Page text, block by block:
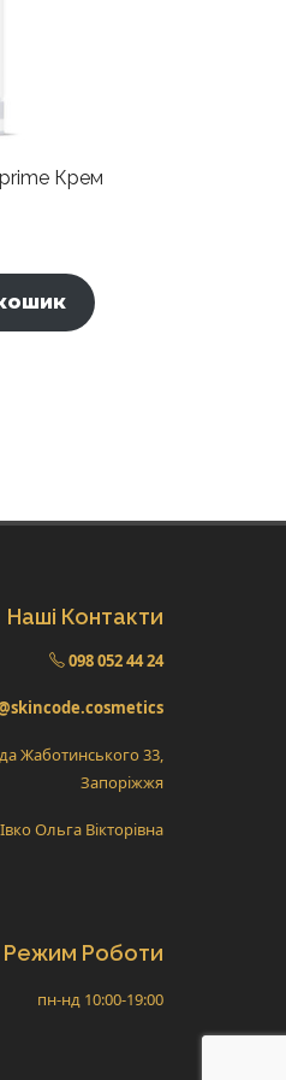
Крем
Наші Контакти
098 052 44 24
Жаботинського 33,
Запоріжжя
Ольга Вікторівна
Режим Роботи
пн-нд 10:00-19:00